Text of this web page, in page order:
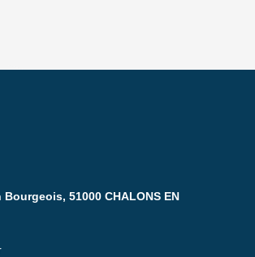
Bourgeois, 51000 CHALONS EN